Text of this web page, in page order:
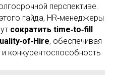
перспективе.
гайда, HR‑менеджеры
сократить time‑to‑fill
, обеспечивая
конкурентоспособность